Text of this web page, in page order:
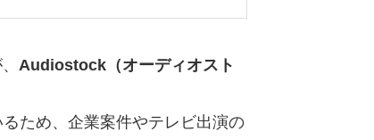
Audiostock（オーディオスト
ため、企業案件やテレビ出演の